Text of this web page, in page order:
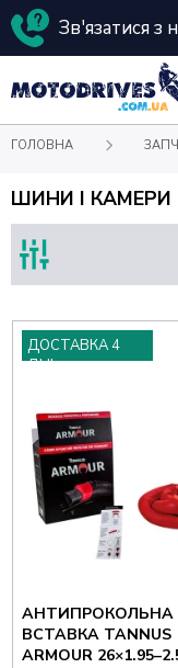
Зв'язатися з
ГОЛОВНА
ШИНИ І КАМЕРИ
ДОСТАВКА 4
ДНІ
АНТИПРОКОЛЬНА
ВСТАВКА TANNUS
ARMOUR